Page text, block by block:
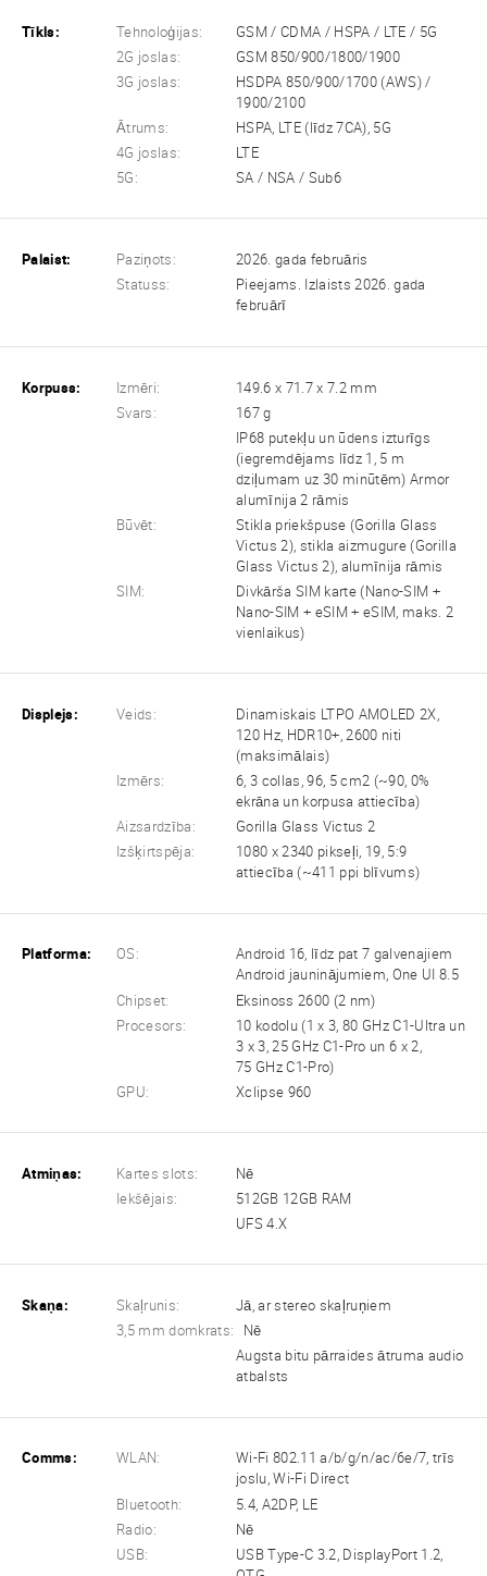
Tīkls: Tehnoloģijas:
GSM / CDMA / HSPA / LTE / 5G
2G joslas:
GSM 850/900/1800/1900
3G joslas:
HSDPA 850/900/1700 (AWS) /
1900/2100
Ātrums:
HSPA, LTE (līdz 7CA), 5G
4G joslas:
LTE
5G:
SA / NSA / Sub6
Palaist: Paziņots:
2026. gada februāris
Statuss:
Pieejams. Izlaists 2026. gada
februārī
Korpuss: Izmēri:
149.6 x 71.7 x 7.2 mm
Svars:
167 g
IP68 putekļu un ūdens izturīgs
(iegremdējams līdz 1, 5 m
dziļumam uz 30 minūtēm) Armor
alumīnija 2 rāmis
Būvēt:
Stikla priekšpuse (Gorilla Glass
Victus 2), stikla aizmugure (Gorilla
Glass Victus 2), alumīnija rāmis
SIM:
Divkārša SIM karte (Nano-SIM +
Nano-SIM + eSIM + eSIM, maks. 2
vienlaikus)
Displejs: Veids:
Dinamiskais LTPO AMOLED 2X,
120 Hz, HDR10+, 2600 niti
(maksimālais)
Izmērs:
6, 3 collas, 96, 5 cm2 (~90, 0%
ekrāna un korpusa attiecība)
Aizsardzība:
Gorilla Glass Victus 2
Izšķirtspēja:
1080 x 2340 pikseļi, 19, 5:9
attiecība (~411 ppi blīvums)
Platforma: OS:
Android 16, līdz pat 7 galvenajiem
Android jauninājumiem, One UI 8.5
Chipset:
Eksinoss 2600 (2 nm)
Procesors:
10 kodolu (1 x 3, 80 GHz C1-Ultra un
3 x 3, 25 GHz C1-Pro un 6 x 2,
75 GHz C1-Pro)
GPU:
Xclipse 960
Atmiņas: Kartes slots:
Nē
Iekšējais:
512GB 12GB RAM
UFS 4.X
Skaņa: Skaļrunis:
Jā, ar stereo skaļruņiem
3,5 mm domkrats:
Nē
Augsta bitu pārraides ātruma audio
atbalsts
Comms: WLAN:
Wi-Fi 802.11 a/b/g/n/ac/6e/7, trīs
joslu, Wi-Fi Direct
Bluetooth:
5.4, A2DP, LE
Radio:
Nē
USB:
USB Type-C 3.2, DisplayPort 1.2,